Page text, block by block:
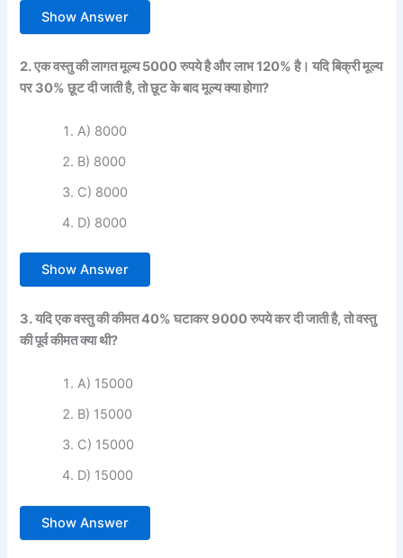
Show Answer
2. एक वस्तु की लागत मूल्य 5000 रुपये है और लाभ 120% है। यदि बिक्री मूल्य
पर 30% छूट दी जाती है, तो छूट के बाद मूल्य क्या होगा?
A) 8000
B) 8000
C) 8000
D) 8000
Show Answer
3. यदि एक वस्तु की कीमत 40% घटाकर 9000 रुपये कर दी जाती है, तो वस्तु
की पूर्व कीमत क्या थी?
A) 15000
B) 15000
C) 15000
D) 15000
Show Answer